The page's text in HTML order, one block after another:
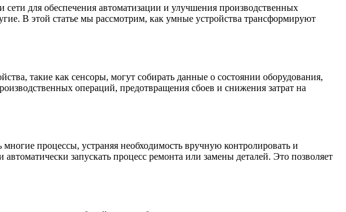
для обеспечения автоматизации и улучшения производственных
В этой статье мы рассмотрим, как умные устройства трансформируют
такие как сенсоры, могут собирать данные о состоянии оборудования,
операций, предотвращения сбоев и снижения затрат на
процессы, устраняя необходимость вручную контролировать и
запускать процесс ремонта или замены деталей. Это позволяет